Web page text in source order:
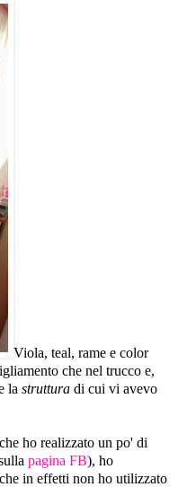
Viola, teal, rame e color
che nel trucco e,
la struttura di cui vi avevo
ho realizzato un po' di
pagina FB), ho
in effetti non ho utilizzato